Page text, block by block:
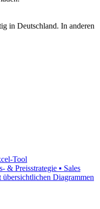
in Deutschland. In anderen
Tool
& Preisstrategie ▪ Sales
Diagrammen